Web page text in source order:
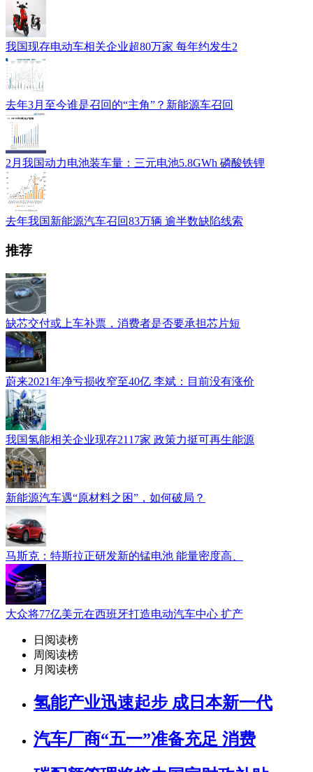
我国现存电动车相关企业超80万家 每年约发生2
去年3月至今谁是召回的“主角”？新能源车召回
2月我国动力电池装车量：三元电池5.8GWh 磷酸铁锂
去年我国新能源汽车召回83万辆 逾半数缺陷线索
推荐
缺芯交付或上车补票，消费者是否要承担芯片短
蔚来2021年净亏损收窄至40亿 李斌：目前没有涨价
我国氢能相关企业现存2117家 政策力挺可再生能源
新能源汽车遇“原材料之困”，如何破局？
马斯克：特斯拉正研发新的锰电池 能量密度高、
大众将77亿美元在西班牙打造电动汽车中心 扩产
日阅读榜
周阅读榜
月阅读榜
氢能产业迅速起步 成日本新一代
汽车厂商“五一”准备充足 消费